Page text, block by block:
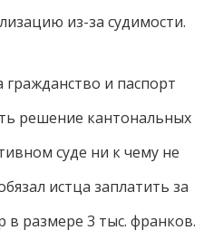
из-за судимости.
и паспорт
решение кантональных
суде ни к чему не
истца заплатить за
в размере 3 тыс. франков.